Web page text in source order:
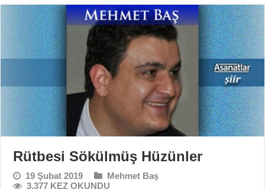
Rütbesi Sökülmüş Hüzünler
19 Şubat 2019
Mehmet Baş
3,377 KEZ OKUNDU